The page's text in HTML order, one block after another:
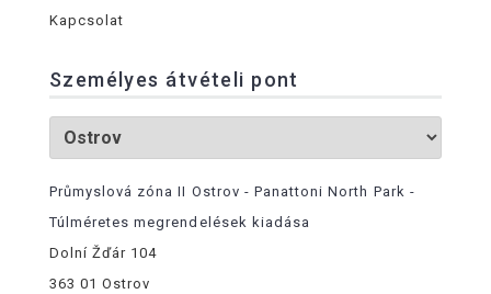
Kapcsolat
Személyes átvételi pont
Průmyslová zóna II Ostrov - Panattoni North Park -
Túlméretes megrendelések kiadása
Dolní Žďár 104
363 01 Ostrov